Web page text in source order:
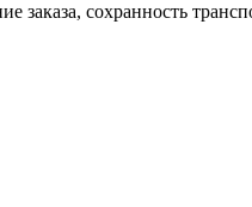
заказа, сохранность